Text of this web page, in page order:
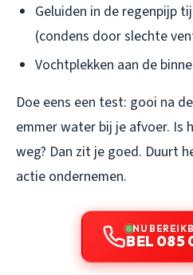
Geluiden in de regenpijp
(condens door slechte
Vochtplekken aan de
Doe eens een test: gooi na
emmer water bij je afvoer. Is
weg? Dan zit je goed. Duurt
actie ondernemen.
NU
BEL 085